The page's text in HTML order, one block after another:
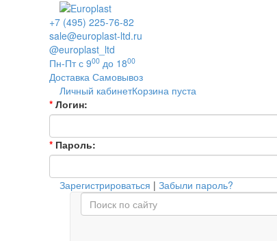
+7 (495) 225-76-82
sale@europlast-ltd.ru
@europlast_ltd
Пн-Пт с 900 до 1800
Доставка Самовывоз
Личный кабинетКорзина пуста
* Логин:
* Пароль:
Зарегистрироваться | Забыли пароль?